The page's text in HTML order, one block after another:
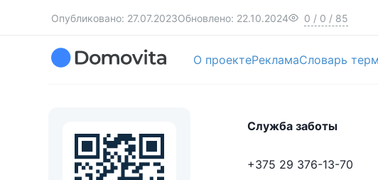
Опубликовано: 27.07.2023Обновлено: 22.10.2024 0 / 0 / 85
О проектеРекламаСловарь
Служба заботы
+375 29 376-13-70